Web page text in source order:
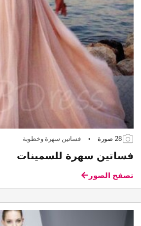
28 صورة • فساتين سهرة وخطوبة
فساتين سهرة للسمينات
تصفح الصور